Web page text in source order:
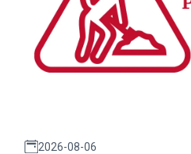
2026-08-06